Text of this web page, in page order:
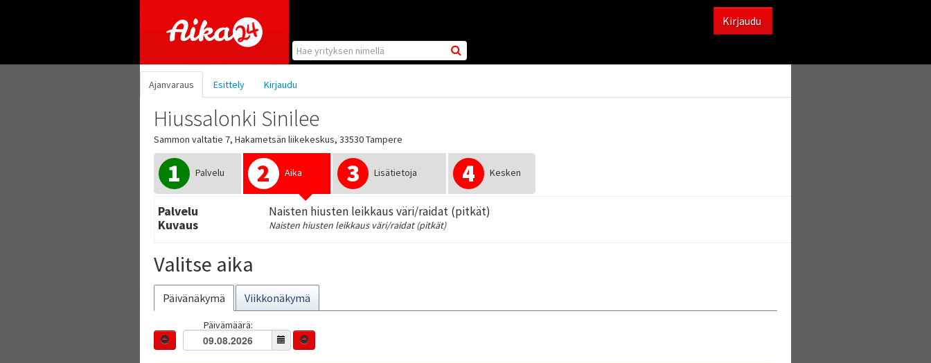
Kirjaudu
Ajanvaraus Esittely Kirjaudu
Hiussalonki Sinilee
Sammon valtatie 7, Hakametsän liikekeskus, 33530 Tampere
1 Palvelu 2 Aika 3 Lisätietoja 4 Kesken
Palvelu Naisten hiusten leikkaus väri/raidat (pitkät)
Kuvaus Naisten hiusten leikkaus väri/raidat (pitkät)
Valitse aika
Päivänäkymä Viikkonäkymä
Päivämäärä: